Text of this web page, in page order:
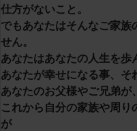
仕方がないこと。
でもあなたはそんなご家族
せん。
あなたはあなたの人生を歩
あなたが幸せになる事、そ
あなたのお父様やご兄弟が
これから自分の家族や周り
が